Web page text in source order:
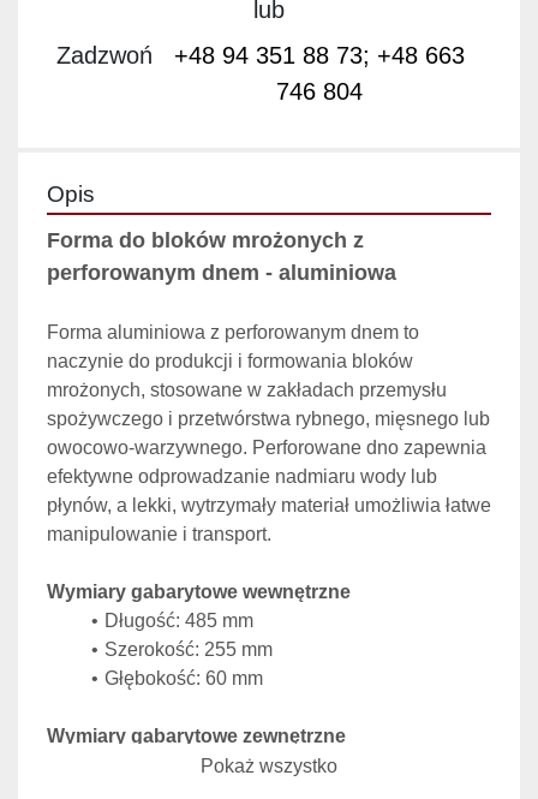
lub
Zadzwoń
+48 94 351 88 73; +48 663
746 804
Opis
Forma do bloków mrożonych z
perforowanym dnem - aluminiowa
Forma aluminiowa z perforowanym dnem to
naczynie do produkcji i formowania bloków
mrożonych, stosowane w zakładach przemysłu
spożywczego i przetwórstwa rybnego, mięsnego lub
owocowo-warzywnego. Perforowane dno zapewnia
efektywne odprowadzanie nadmiaru wody lub
płynów, a lekki, wytrzymały materiał umożliwia łatwe
manipulowanie i transport.
Wymiary gabarytowe wewnętrzne
Długość: 485 mm
Szerokość: 255 mm
Głębokość: 60 mm
Wymiary gabarytowe zewnętrzne
Długość: 500 mmPokaż wszystko